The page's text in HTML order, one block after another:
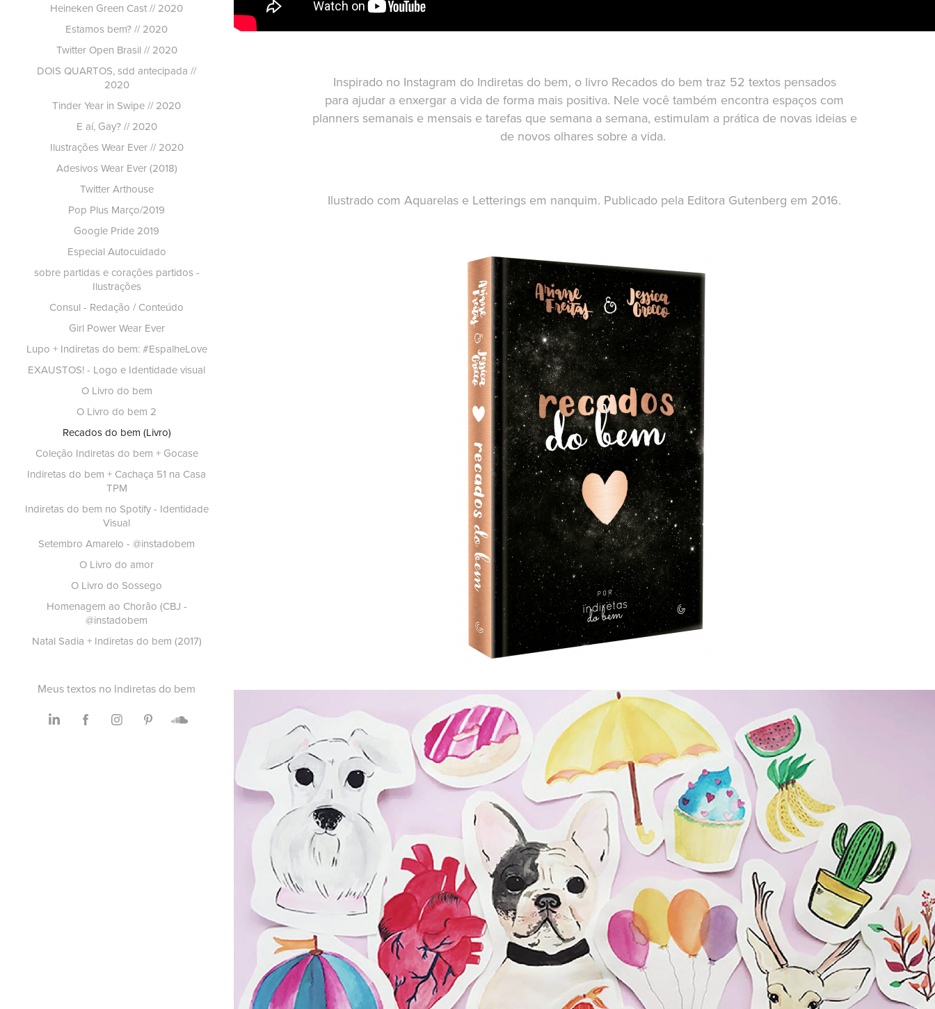
Heineken Green Cast // 2020
Estamos bem? // 2020
Twitter Open Brasil // 2020
DOIS QUARTOS, sdd antecipada //
2020
Tinder Year in Swipe // 2020
E aí, Gay? // 2020
Ilustrações Wear Ever // 2020
Adesivos Wear Ever (2018)
Twitter Arthouse
Pop Plus Março/2019
Google Pride 2019
Especial Autocuidado
sobre partidas e corações partidos -
Ilustrações
Consul - Redação / Conteúdo
Girl Power Wear Ever
Lupo + Indiretas do bem: #EspalheLove
EXAUSTOS! - Logo e Identidade visual
O Livro do bem
O Livro do bem 2
Recados do bem (Livro)
Coleção Indiretas do bem + Gocase
Indiretas do bem + Cachaça 51 na Casa
TPM
Indiretas do bem no Spotify - Identidade
Visual
Setembro Amarelo - @instadobem
O Livro do amor
O Livro do Sossego
Homenagem ao Chorão (CBJ -
@instadobem
Natal Sadia + Indiretas do bem (2017)
Meus textos no Indiretas do bem
Inspirado no Instagram do Indiretas do bem, o livro Recados do bem traz 52 textos pensados
para ajudar a enxergar a vida de forma mais positiva. Nele você também encontra espaços com
planners semanais e mensais e tarefas que semana a semana, estimulam a prática de novas ideias e
de novos olhares sobre a vida.
Ilustrado com Aquarelas e Letterings em nanquim. Publicado pela Editora Gutenberg em 2016.